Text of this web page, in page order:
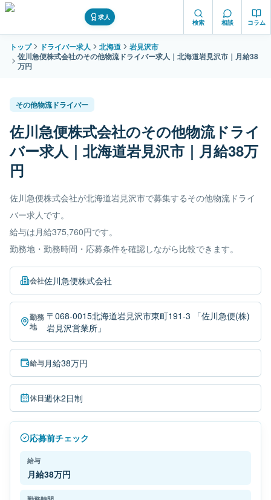
求人
検索 相談 コラム
トップ ドライバー求人 北海道
岩見沢市
佐川急便株式会社のその他物流ドライバー求人｜北海道岩見沢市｜月給38
万円
その他物流ドライバー
佐川急便株式会社のその他物流ドライ
バー求人｜北海道岩見沢市｜月給38万
円
佐川急便株式会社が北海道岩見沢市で募集するその他物流ドライ
バー求人です。
給与は月給375,760円です。
勤務地・勤務時間・応募条件を確認しながら比較できます。
会社佐川急便株式会社
勤務
地
〒068-0015北海道岩見沢市東町191-3 「佐川急便(株)
岩見沢営業所」
給与月給38万円
休日週休2日制
応募前チェック
給与
月給38万円